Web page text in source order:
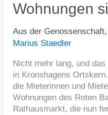
Wohnungen
Aus der Genossenschaft,
Marius Staedler
Nicht mehr lang, und
in Kronshagens
die Mieterinnen und
Wohnungen des Roten
Rathausmarkt, die nun
fertig!